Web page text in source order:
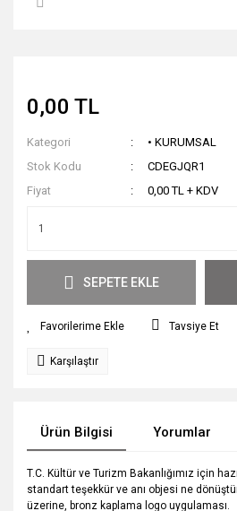
0,00 TL
Kategori
• KURUMSAL
Stok Kodu
CDEGJQR1
Fiyat
0,00 TL + KDV
SEPETE EKLE
Tavsiye Et
Karşılaştır
Ürün Bilgisi Yorumlar
T.C. Kültür ve Turizm Bakanlığımız için
standart teşekkür ve anı objesi ne
üzerine, bronz kaplama logo uygulaması.